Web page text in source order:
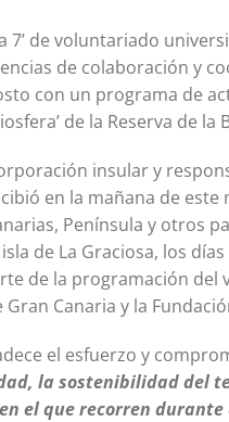
7’ de voluntariado
de colaboración y
con un programa de
de la Reserva de
insular y
en la mañana de
Península y otros
de La Graciosa, los
de la programación del
Canaria y la
el esfuerzo y
la sostenibilidad del
el que recorren